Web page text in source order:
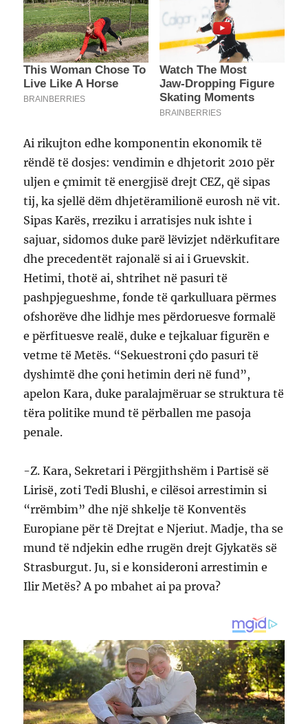
Ai rikujton edhe komponentin ekonomik të
rëndë të dosjes: vendimin e dhjetorit 2010 për
uljen e çmimit të energjisë drejt CEZ, që sipas
tij, ka sjellë dëm dhjetëramilionë eurosh në vit.
Sipas Karës, rreziku i arratisjes nuk ishte i
sajuar, sidomos duke parë lëvizjet ndërkufitare
dhe precedentët rajonalë si ai i Gruevskit.
Hetimi, thotë ai, shtrihet në pasuri të
pashpjegueshme, fonde të qarkulluara përmes
ofshorëve dhe lidhje mes përdoruesve formalë
e përfituesve realë, duke e tejkaluar figurën e
vetme të Metës. “Sekuestroni çdo pasuri të
dyshimtë dhe çoni hetimin deri në fund”,
apelon Kara, duke paralajmëruar se struktura të
tëra politike mund të përballen me pasoja
penale.
-Z. Kara, Sekretari i Përgjithshëm i Partisë së
Lirisë, zoti Tedi Blushi, e cilësoi arrestimin si
“rrëmbim” dhe një shkelje të Konventës
Europiane për të Drejtat e Njeriut. Madje, tha se
mund të ndjekin edhe rrugën drejt Gjykatës së
Strasburgut. Ju, si e konsideroni arrestimin e
Ilir Metës? A po mbahet ai pa prova?